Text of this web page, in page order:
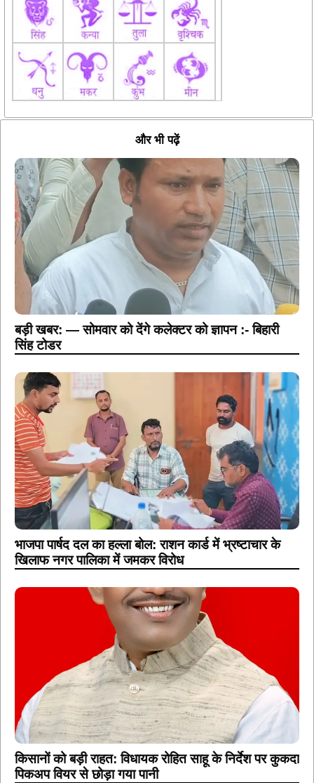
और भी पढ़ें
बड़ी खबर: — सोमवार को देंगे कलेक्टर को ज्ञापन :- बिहारी
सिंह टोडर
भाजपा पार्षद दल का हल्ला बोल: राशन कार्ड में भ्रष्टाचार के
खिलाफ नगर पालिका में जमकर विरोध
किसानों को बड़ी राहत: विधायक रोहित साहू के निर्देश पर कुकदा
पिकअप वियर से छोड़ा गया पानी